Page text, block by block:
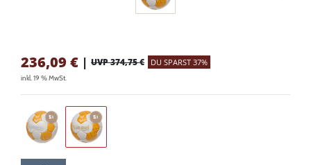
236,09 € | UVP 374,75 € DU SPARST 37%
inkl. 19 % MwSt.